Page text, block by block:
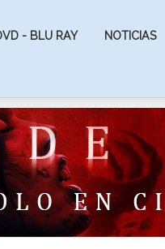
- BLU RAY NOTICIAS